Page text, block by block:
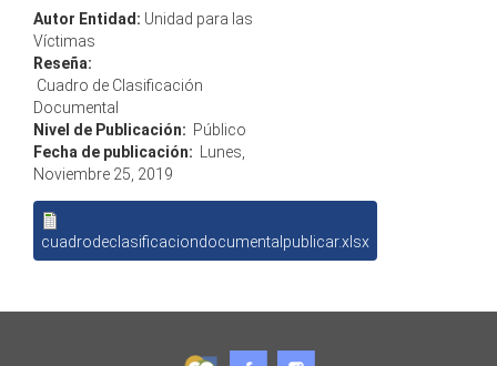
Autor Entidad: Unidad para las
Víctimas
Reseña:
Cuadro de Clasificación
Documental
Nivel de Publicación: Público
Fecha de publicación:
Lunes,
Noviembre 25, 2019
cuadrodeclasificaciondocumentalpublicar.xlsx